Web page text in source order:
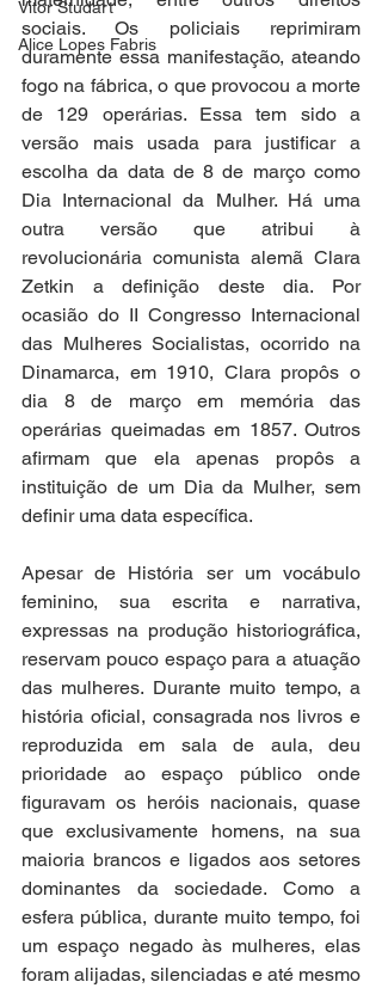
Vitor Studart
Alice Lopes Fabris
sociais. Os policiais reprimiram
duramente essa manifestação, ateando
fogo na fábrica, o que provocou a morte
de 129 operárias. Essa tem sido a
versão mais usada para justificar a
escolha da data de 8 de março como
Dia Internacional da Mulher. Há uma
outra versão que atribui à
revolucionária comunista alemã Clara
Zetkin a definição deste dia. Por
ocasião do II Congresso Internacional
das Mulheres Socialistas, ocorrido na
Dinamarca, em 1910, Clara propôs o
dia 8 de março em memória das
operárias queimadas em 1857. Outros
afirmam que ela apenas propôs a
instituição de um Dia da Mulher, sem
definir uma data específica.
Apesar de História ser um vocábulo
feminino, sua escrita e narrativa,
expressas na produção historiográfica,
reservam pouco espaço para a atuação
das mulheres. Durante muito tempo, a
história oficial, consagrada nos livros e
reproduzida em sala de aula, deu
prioridade ao espaço público onde
figuravam os heróis nacionais, quase
que exclusivamente homens, na sua
maioria brancos e ligados aos setores
dominantes da sociedade. Como a
esfera pública, durante muito tempo, foi
um espaço negado às mulheres, elas
foram alijadas, silenciadas e até mesmo